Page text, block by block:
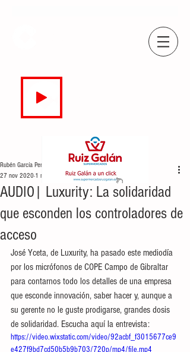
AUDIO| Luxurity: La solidaridad
que esconden los controladores de
acceso
Rubén García Perea
27 nov 2020 1 min de lectura
José Yceta, de Luxurity, ha pasado este mediodía
por los micrófonos de COPE Campo de Gibraltar
para contarnos todo los detalles de una empresa
que esconde innovación, saber hacer y, aunque a
su gerente no le guste prodigarse, grandes dosis
de solidaridad. Escucha aquí la entrevista:
https://video.wixstatic.com/video/92acbf_f3015677ce9
e427f9bd7cd50b5b9b703/720p/mp4/file.mp4